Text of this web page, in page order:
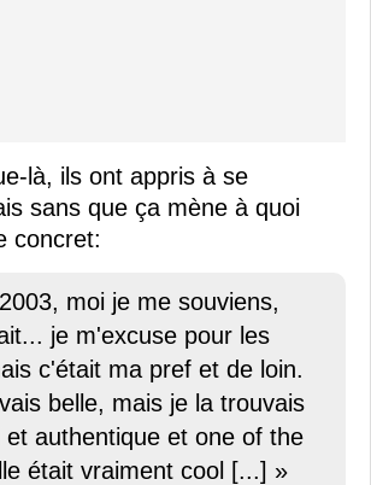
là, ils ont appris à se
sans que ça mène à quoi
concret:
moi je me souviens,
je m'excuse pour les
c'était ma pref et de loin.
belle, mais je la trouvais
et authentique et one of the
était vraiment cool [...] »